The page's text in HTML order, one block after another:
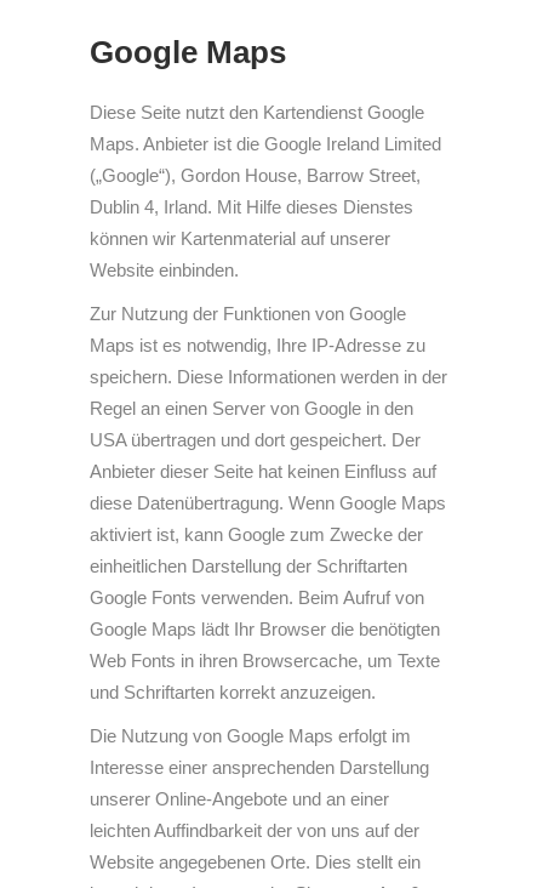
Google Maps
Diese Seite nutzt den Kartendienst Google
Maps. Anbieter ist die Google Ireland Limited
(„Google“), Gordon House, Barrow Street,
Dublin 4, Irland. Mit Hilfe dieses Dienstes
können wir Kartenmaterial auf unserer
Website einbinden.
Zur Nutzung der Funktionen von Google
Maps ist es notwendig, Ihre IP-Adresse zu
speichern. Diese Informationen werden in der
Regel an einen Server von Google in den
USA übertragen und dort gespeichert. Der
Anbieter dieser Seite hat keinen Einfluss auf
diese Datenübertragung. Wenn Google Maps
aktiviert ist, kann Google zum Zwecke der
einheitlichen Darstellung der Schriftarten
Google Fonts verwenden. Beim Aufruf von
Google Maps lädt Ihr Browser die benötigten
Web Fonts in ihren Browsercache, um Texte
und Schriftarten korrekt anzuzeigen.
Die Nutzung von Google Maps erfolgt im
Interesse einer ansprechenden Darstellung
unserer Online-Angebote und an einer
leichten Auffindbarkeit der von uns auf der
Website angegebenen Orte. Dies stellt ein